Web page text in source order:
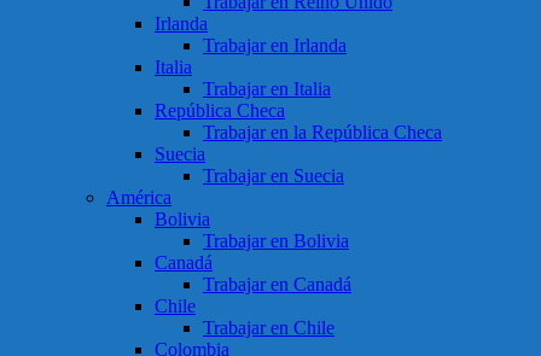
Irlanda
Trabajar en Irlanda
Italia
Trabajar en Italia
República Checa
Trabajar en la República Checa
Suecia
Trabajar en Suecia
América
Bolivia
Trabajar en Bolivia
Canadá
Trabajar en Canadá
Chile
Trabajar en Chile
Colombia